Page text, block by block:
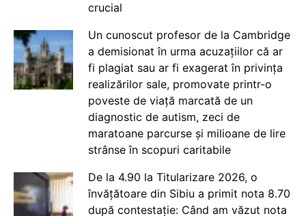
crucial
Un cunoscut profesor de la Cambridge
a demisionat în urma acuzațiilor că ar
fi plagiat sau ar fi exagerat în privința
realizărilor sale, promovate printr-o
poveste de viață marcată de un
diagnostic de autism, zeci de
maratoane parcurse și milioane de lire
strânse în scopuri caritabile
De la 4.90 la Titularizare 2026, o
învățătoare din Sibiu a primit nota 8.70
după contestație: Când am văzut nota